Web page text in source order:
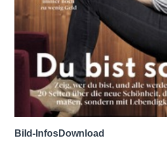
Bild-InfosDownload